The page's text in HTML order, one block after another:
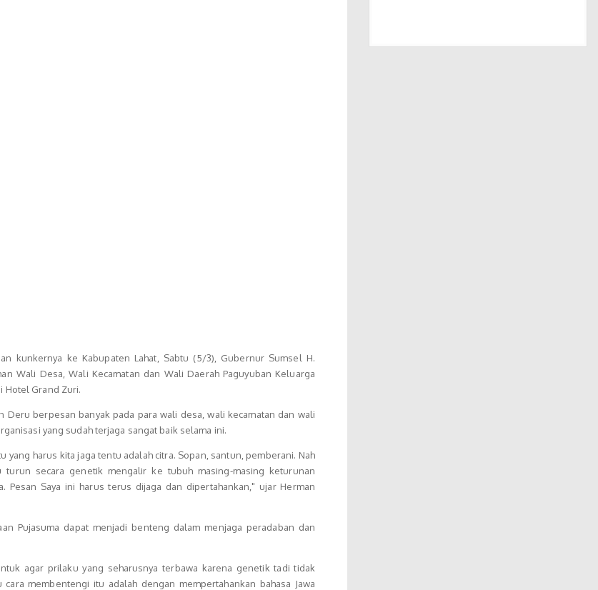
kunkernya ke Kabupaten Lahat, Sabtu (5/3), Gubernur Sumsel H.
Wali Desa, Wali Kecamatan dan Wali Daerah Paguyuban Keluarga
Hotel Grand Zuri.
Deru berpesan banyak pada para wali desa, wali kecamatan dan wali
yang sudah terjaga sangat baik selama ini.
yang harus kita jaga tentu adalah citra. Sopan, santun, pemberani. Nah
turun secara genetik mengalir ke tubuh masing-masing keturunan
Pesan Saya ini harus terus dijaga dan dipertahankan," ujar Herman
Pujasuma dapat menjadi benteng dalam menjaga peradaban dan
agar prilaku yang seharusnya terbawa karena genetik tadi tidak
membentengi itu adalah dengan mempertahankan bahasa Jawa